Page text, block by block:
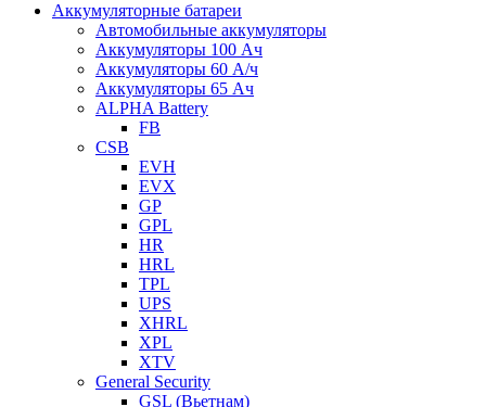
Аккумуляторные батареи
Автомобильные аккумуляторы
Аккумуляторы 100 Ач
Аккумуляторы 60 А/ч
Аккумуляторы 65 Ач
ALPHA Battery
FB
CSB
EVH
EVX
GP
GPL
HR
HRL
TPL
UPS
XHRL
XPL
XTV
General Security
GSL (Вьетнам)